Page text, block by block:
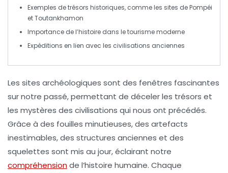
Exemples de trésors historiques, comme les sites dePompéi
etToutankhamon
Importance de l’histoire dans le tourisme moderne
Expéditions en lien avec les civilisations anciennes
Les sites archéologiques sont des fenêtres fascinantes
sur notre passé, permettant de déceler les trésors et
les mystères des civilisations qui nous ont précédés.
Grâce à des fouilles minutieuses, des artefacts
inestimables, des structures anciennes et des
squelettes sont mis au jour, éclairant notre
compréhensionde l’histoire humaine. Chaque